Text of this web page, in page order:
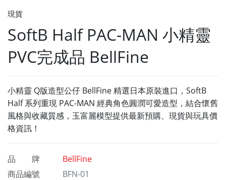
現貨
SoftB Half PAC-MAN 小精靈
PVC完成品 BellFine
小精靈 Q版造型公仔 BellFine 精選日本原裝進口，SoftB
Half 系列重現 PAC-MAN 經典角色圓潤可愛造型，結合懷舊
風格與收藏質感，玉富麗模型提供最新預購、現貨與玩具價
格資訊！
品 牌
BellFine
商品編號
BFN-01